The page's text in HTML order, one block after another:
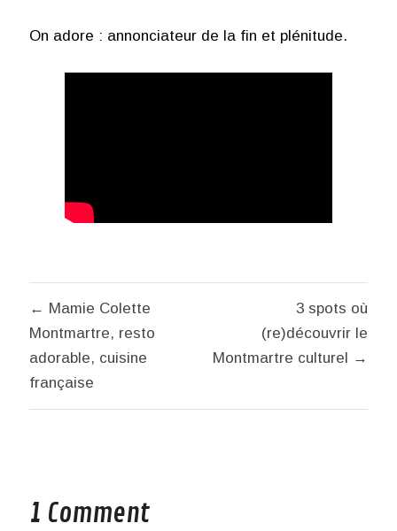
On adore : annonciateur de la fin et plénitude.
Navigation
de
l’article
← Mamie Colette
Montmartre, resto
adorable, cuisine
française
3 spots où
(re)découvrir le
Montmartre culturel →
1 Comment